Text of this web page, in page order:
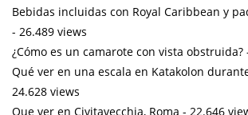
Bebidas incluidas con Royal Caribbean y
- 26.489 views
¿Cómo es un camarote con vista obstruida?
Qué ver en una escala en Katakolon
24.628 views
Que ver en Civitavecchia, Roma - 22.646